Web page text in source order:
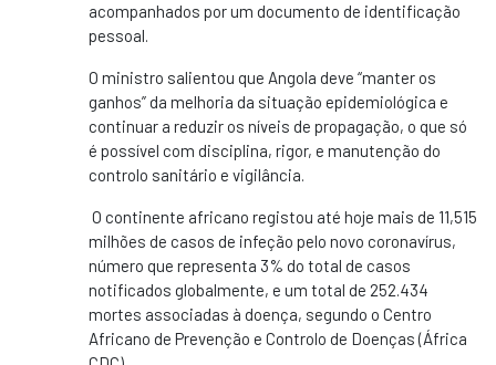
acompanhados por um documento de identificação
pessoal.
O ministro salientou que Angola deve “manter os
ganhos” da melhoria da situação epidemiológica e
continuar a reduzir os níveis de propagação, o que só
é possível com disciplina, rigor, e manutenção do
controlo sanitário e vigilância.
O continente africano registou até hoje mais de 11,515
milhões de casos de infeção pelo novo coronavírus,
número que representa 3% do total de casos
notificados globalmente, e um total de 252.434
mortes associadas à doença, segundo o Centro
Africano de Prevenção e Controlo de Doenças (África